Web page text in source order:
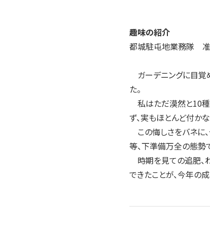
趣味の紹介
都城駐屯地業務隊
ガーデニングに目覚
た。
私はただ漠然と10種
ず、実もほとんど付か
この悔しさをバネに
等、下準備万全の態勢
時期を見ての追肥、
できたことが、今年の